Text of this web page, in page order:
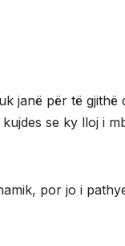
janë për të gjithë
se ky lloj i
por jo i